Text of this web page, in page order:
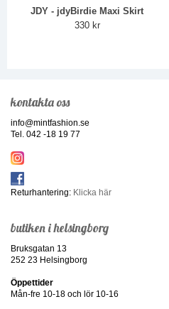
JDY - jdyBirdie Maxi Skirt
330 kr
kontakta oss
info@mintfashion.se
Tel. 042 -18 19 77
Returhantering: Klicka här
butiken i helsingborg
Bruksgatan 13
252 23 Helsingborg
Öppettider
Mån-fre 10-18 och lör 10-16